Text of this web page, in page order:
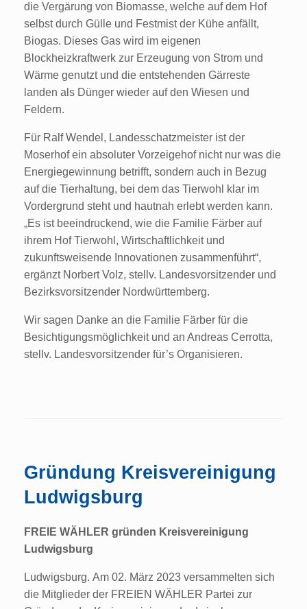
die Vergärung von Biomasse, welche auf dem Hof
selbst durch Gülle und Festmist der Kühe anfällt,
Biogas. Dieses Gas wird im eigenen
Blockheizkraftwerk zur Erzeugung von Strom und
Wärme genutzt und die entstehenden Gärreste
landen als Dünger wieder auf den Wiesen und
Feldern.
Für Ralf Wendel, Landesschatzmeister ist der
Moserhof ein absoluter Vorzeigehof nicht nur was die
Energiegewinnung betrifft, sondern auch in Bezug
auf die Tierhaltung, bei dem das Tierwohl klar im
Vordergrund steht und hautnah erlebt werden kann.
„Es ist beeindruckend, wie die Familie Färber auf
ihrem Hof Tierwohl, Wirtschaftlichkeit und
zukunftsweisende Innovationen zusammenführt“,
ergänzt Norbert Volz, stellv. Landesvorsitzender und
Bezirksvorsitzender Nordwürttemberg.
Wir sagen Danke an die Familie Färber für die
Besichtigungsmöglichkeit und an Andreas Cerrotta,
stellv. Landesvorsitzender für’s Organisieren.
Gründung Kreisvereinigung
Ludwigsburg
FREIE WÄHLER gründen Kreisvereinigung
Ludwigsburg
Ludwigsburg. Am 02. März 2023 versammelten sich
die Mitglieder der FREIEN WÄHLER Partei zur